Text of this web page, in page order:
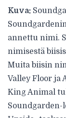
Kuva:
annettu nimi.
nimisestä
Muita biisin
Valley Floor ja
King Animal
Soundgarden-